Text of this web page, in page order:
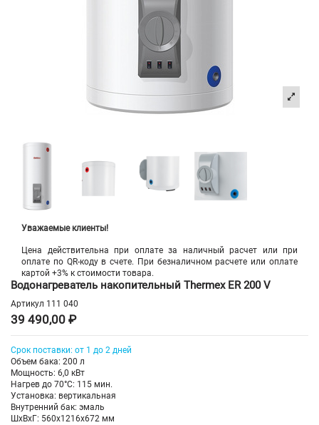
Уважаемые клиенты!
Цена действительна при оплате за наличный расчет или при
оплате по QR-коду в счете. При безналичном расчете или оплате
картой +3% к стоимости товара.
Водонагреватель накопительный Thermex ER 200 V
Артикул 111 040
39 490,00 ₽
Срок поставки: от 1 до 2 дней
Объем бака: 200 л
Мощность: 6,0 кВт
Нагрев до 70°С: 115 мин.
Установка: вертикальная
Внутренний бак: эмаль
ШхВхГ: 560х1216х672 мм